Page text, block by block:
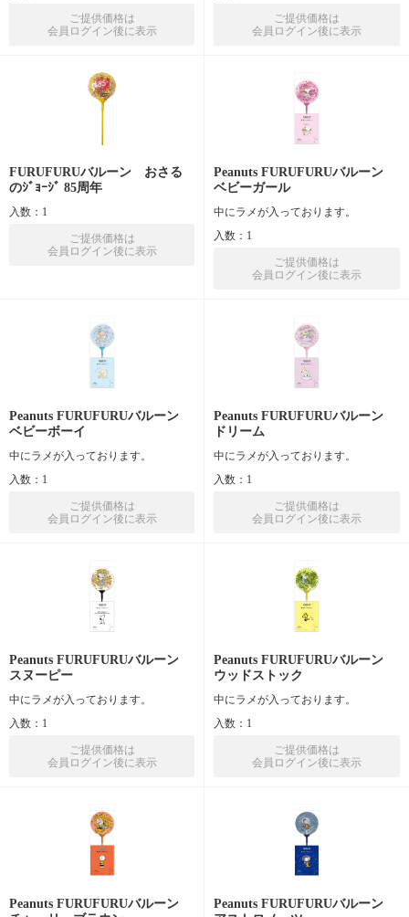
ご提供価格は
会員ログイン後に表示
ご提供価格は
会員ログイン後に表示
FURUFURUバルーン おさる
のｼﾞｮｰｼﾞ 85周年
入数：1
ご提供価格は
会員ログイン後に表示
Peanuts FURUFURUバルーン
ベビーガール
中にラメが入っております。
入数：1
ご提供価格は
会員ログイン後に表示
Peanuts FURUFURUバルーン
ベビーボーイ
中にラメが入っております。
入数：1
ご提供価格は
会員ログイン後に表示
Peanuts FURUFURUバルーン
ドリーム
中にラメが入っております。
入数：1
ご提供価格は
会員ログイン後に表示
Peanuts FURUFURUバルーン
スヌーピー
中にラメが入っております。
入数：1
ご提供価格は
会員ログイン後に表示
Peanuts FURUFURUバルーン
ウッドストック
中にラメが入っております。
入数：1
ご提供価格は
会員ログイン後に表示
Peanuts FURUFURUバルーン
Peanuts FURUFURUバルーン